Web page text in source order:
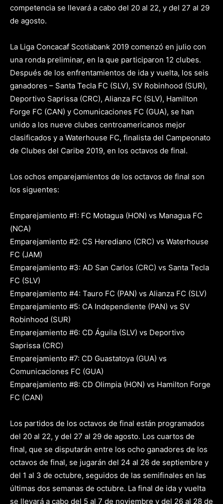
competencia se llevará a cabo del 20 al 22, y del 27 al 29
de agosto.
La Liga Concacaf Scotiabank 2019 comenzó en julio con
una ronda preliminar, en la que participaron 12 clubes.
Después de los enfrentamientos de ida y vuelta, los seis
ganadores – Santa Tecla FC (SLV), SV Robinhood (SUR),
Deportivo Saprissa (CRC), Alianza FC (SLV), Hamilton
Forge FC (CAN) y Comunicaciones FC (GUA), se han
unido a los nueve clubes centroamericanos mejor
clasificados y a Waterhouse FC, finalista del Campeonato
de Clubes del Caribe 2019, en los octavos de final.
Los ochos emparejamientos de los octavos de final son
los siguentes:
Emparejamiento #1: FC Motagua (HON) vs Managua FC
(NCA)
Emparejamiento #2: CS Herediano (CRC) vs Waterhouse
FC (JAM)
Emparejamiento #3: AD San Carlos (CRC) vs Santa Tecla
FC (SLV)
Emparejamiento #4: Tauro FC (PAN) vs Alianza FC (SLV)
Emparejamiento #5: CA Independiente (PAN) vs SV
Robinhood (SUR)
Emparejamiento #6: CD Águila (SLV) vs Deportivo
Saprissa (CRC)
Emparejamiento #7: CD Guastatoya (GUA) vs
Comunicaciones FC (GUA)
Emparejamiento #8: CD Olimpia (HON) vs Hamilton Forge
FC (CAN)
Los partidos de los octavos de final están programados
del 20 al 22, y del 27 al 29 de agosto. Los cuartos de
final, que se disputarán entre los ocho ganadores de los
octavos de final, se jugarán del 24 al 26 de septiembre y
del 1 al 3 de octubre, seguidos de las semifinales en las
últimas dos semanas de octubre. La final de ida y vuelta
se llevará a cabo del 5 al 7 de noviembre y del 26 al 28 de